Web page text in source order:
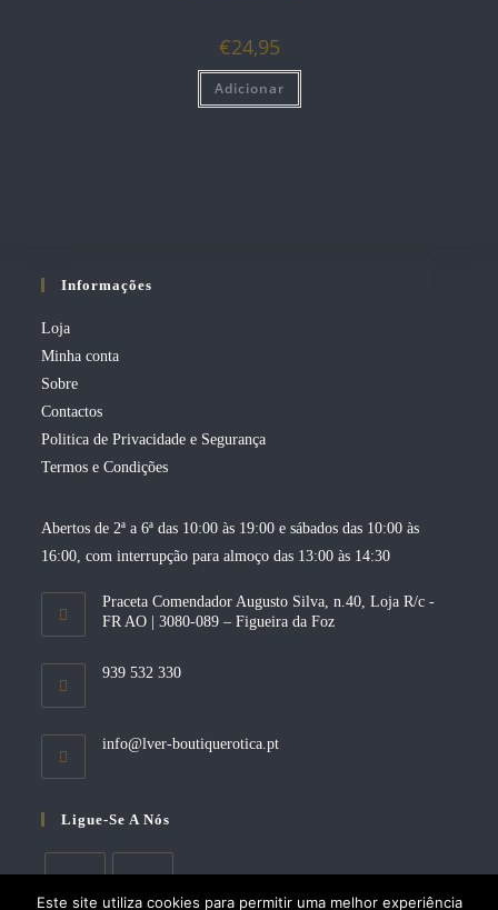
€24,95
Adicionar
Informações
Loja
Minha conta
Sobre
Contactos
Politica de Privacidade e Segurança
Termos e Condições
Abertos de 2ª a 6ª das 10:00 às 19:00 e sábados das 10:00 às
16:00, com interrupção para almoço das 13:00 às 14:30
Praceta Comendador Augusto Silva, n.40, Loja R/c -
FR AO | 3080-089 – Figueira da Foz
939 532 330
info@lver-boutiquerotica.ptOpens
Ligue-Se A Nós
Este site utiliza cookies para permitir uma melhor experiência